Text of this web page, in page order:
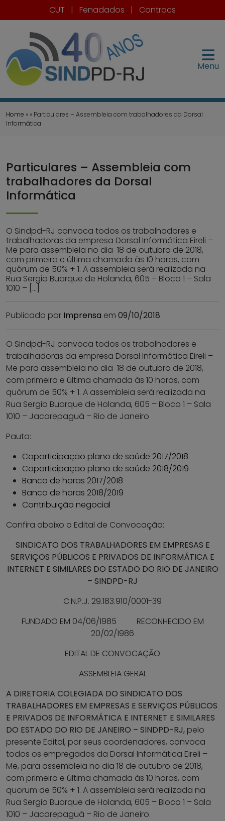
CUT | Fenadados | Contracs
Menu
Home » » Particulares – Assembleia com trabalhadores da Dorsal
Informática
Particulares – Assembleia com
trabalhadores da Dorsal
Informática
O Sindpd-RJ convoca todos os trabalhadores e
trabalhadoras da empresa Dorsal Informática Eireli –
Me para assembleia no dia 18 de outubro de 2018,
com primeira e última chamada às 10 horas, com
quórum de 50% + 1. A assembleia será realizada na
Rua Sergio Buarque de Holanda, 605 – Bloco 1 – Sala
1010 – […]
Publicado por Imprensa em 09/10/2018.
O Sindpd-RJ convoca todos os trabalhadores e
trabalhadoras da empresa Dorsal Informática Eireli –
Me para assembleia no dia 18 de outubro de 2018,
com primeira e última chamada às 10 horas, com
quórum de 50% + 1. A assembleia será realizada na
Rua Sergio Buarque de Holanda, 605 – Bloco 1 – Sala
1010 – Jacarepaguá – Rio de Janeiro
Pauta:
Coparticipação plano de saúde 2017/2018
Coparticipação plano de saúde 2018/2019
Banco de horas 2017/2018
Banco de horas 2018/2019
Contribuição negocial
Confira abaixo o Edital de Convocação:
SINDICATO DOS TRABALHADORES EM EMPRESAS E
SERVIÇOS PÚBLICOS E PRIVADOS DE INFORMÁTICA E
INTERNET E SIMILARES DO ESTADO DO RIO DE JANEIRO
– SINDPD-RJ
C.N.P.J. 29.183.910/0001-39
FUNDADO EM 04/06/1985 RECONHECIDO EM
20/02/1986
EDITAL DE CONVOCAÇÃO
ASSEMBLEIA GERAL
A DIRETORIA COLEGIADA DO SINDICATO DOS
TRABALHADORES EM EMPRESAS E SERVIÇOS PÚBLICOS
E PRIVADOS DE INFORMÁTICA E INTERNET E SIMILARES
DO ESTADO DO RIO DE JANEIRO – SINDPD-RJ, pelo
presente Edital, por seus coordenadores, convoca
todos os empregados da Dorsal Informática Eireli –
Me, para assembleia no dia 18 de outubro de 2018,
com primeira e última chamada às 10 horas, com
quorum de 50% + 1. A assembleia será realizada na
Rua Sergio Buarque de Holanda, 605 – Bloco 1 – Sala
1010 – Jacarepaguá – Rio de Janeiro.